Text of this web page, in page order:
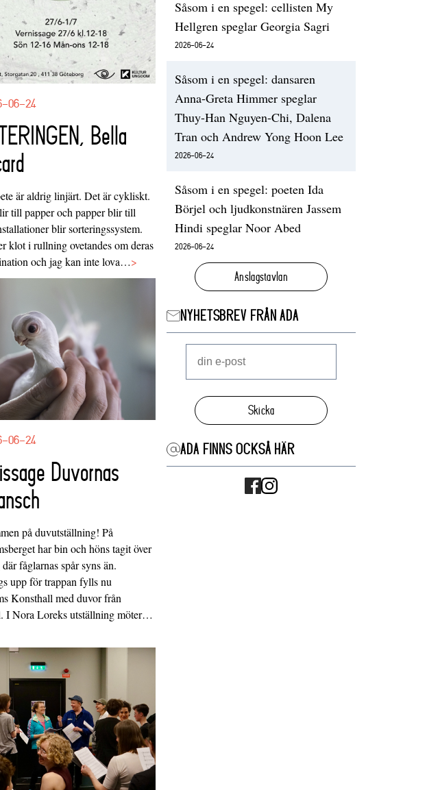
06-24
Bella
är aldrig linjärt. Det är cykliskt.
till papper och papper blir till
blir sorteringssystem.
klot i rullning ovetandes om deras
och jag kan inte lova…>
06-24
Duvornas
på duvutställning! På
har bin och höns tagit över
fåglarnas spår syns än.
upp för trappan fylls nu
Konsthall med duvor från
I Nora Loreks utställning möter…
Såsom i en spegel: cellisten My
Hellgren speglar Georgia Sagri
2026-06-24
Såsom i en spegel: dansaren
Anna-Greta Himmer speglar
Thuy-Han Nguyen-Chi, Dalena
Tran och Andrew Yong Hoon Lee
2026-06-24
Såsom i en spegel: poeten Ida
Börjel och ljudkonstnären Jassem
Hindi speglar Noor Abed
2026-06-24
Anslagstavlan
NYHETSBREV FRÅN ADA
Skicka
ADA FINNS OCKSÅ HÄR